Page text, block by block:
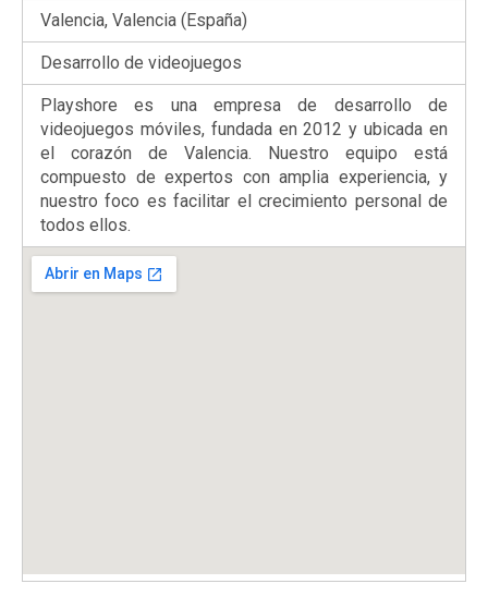
Valencia, Valencia (España)
Desarrollo de videojuegos
Playshore es una empresa de desarrollo de
videojuegos móviles, fundada en 2012 y ubicada en
el corazón de Valencia. Nuestro equipo está
compuesto de expertos con amplia experiencia, y
nuestro foco es facilitar el crecimiento personal de
todos ellos.